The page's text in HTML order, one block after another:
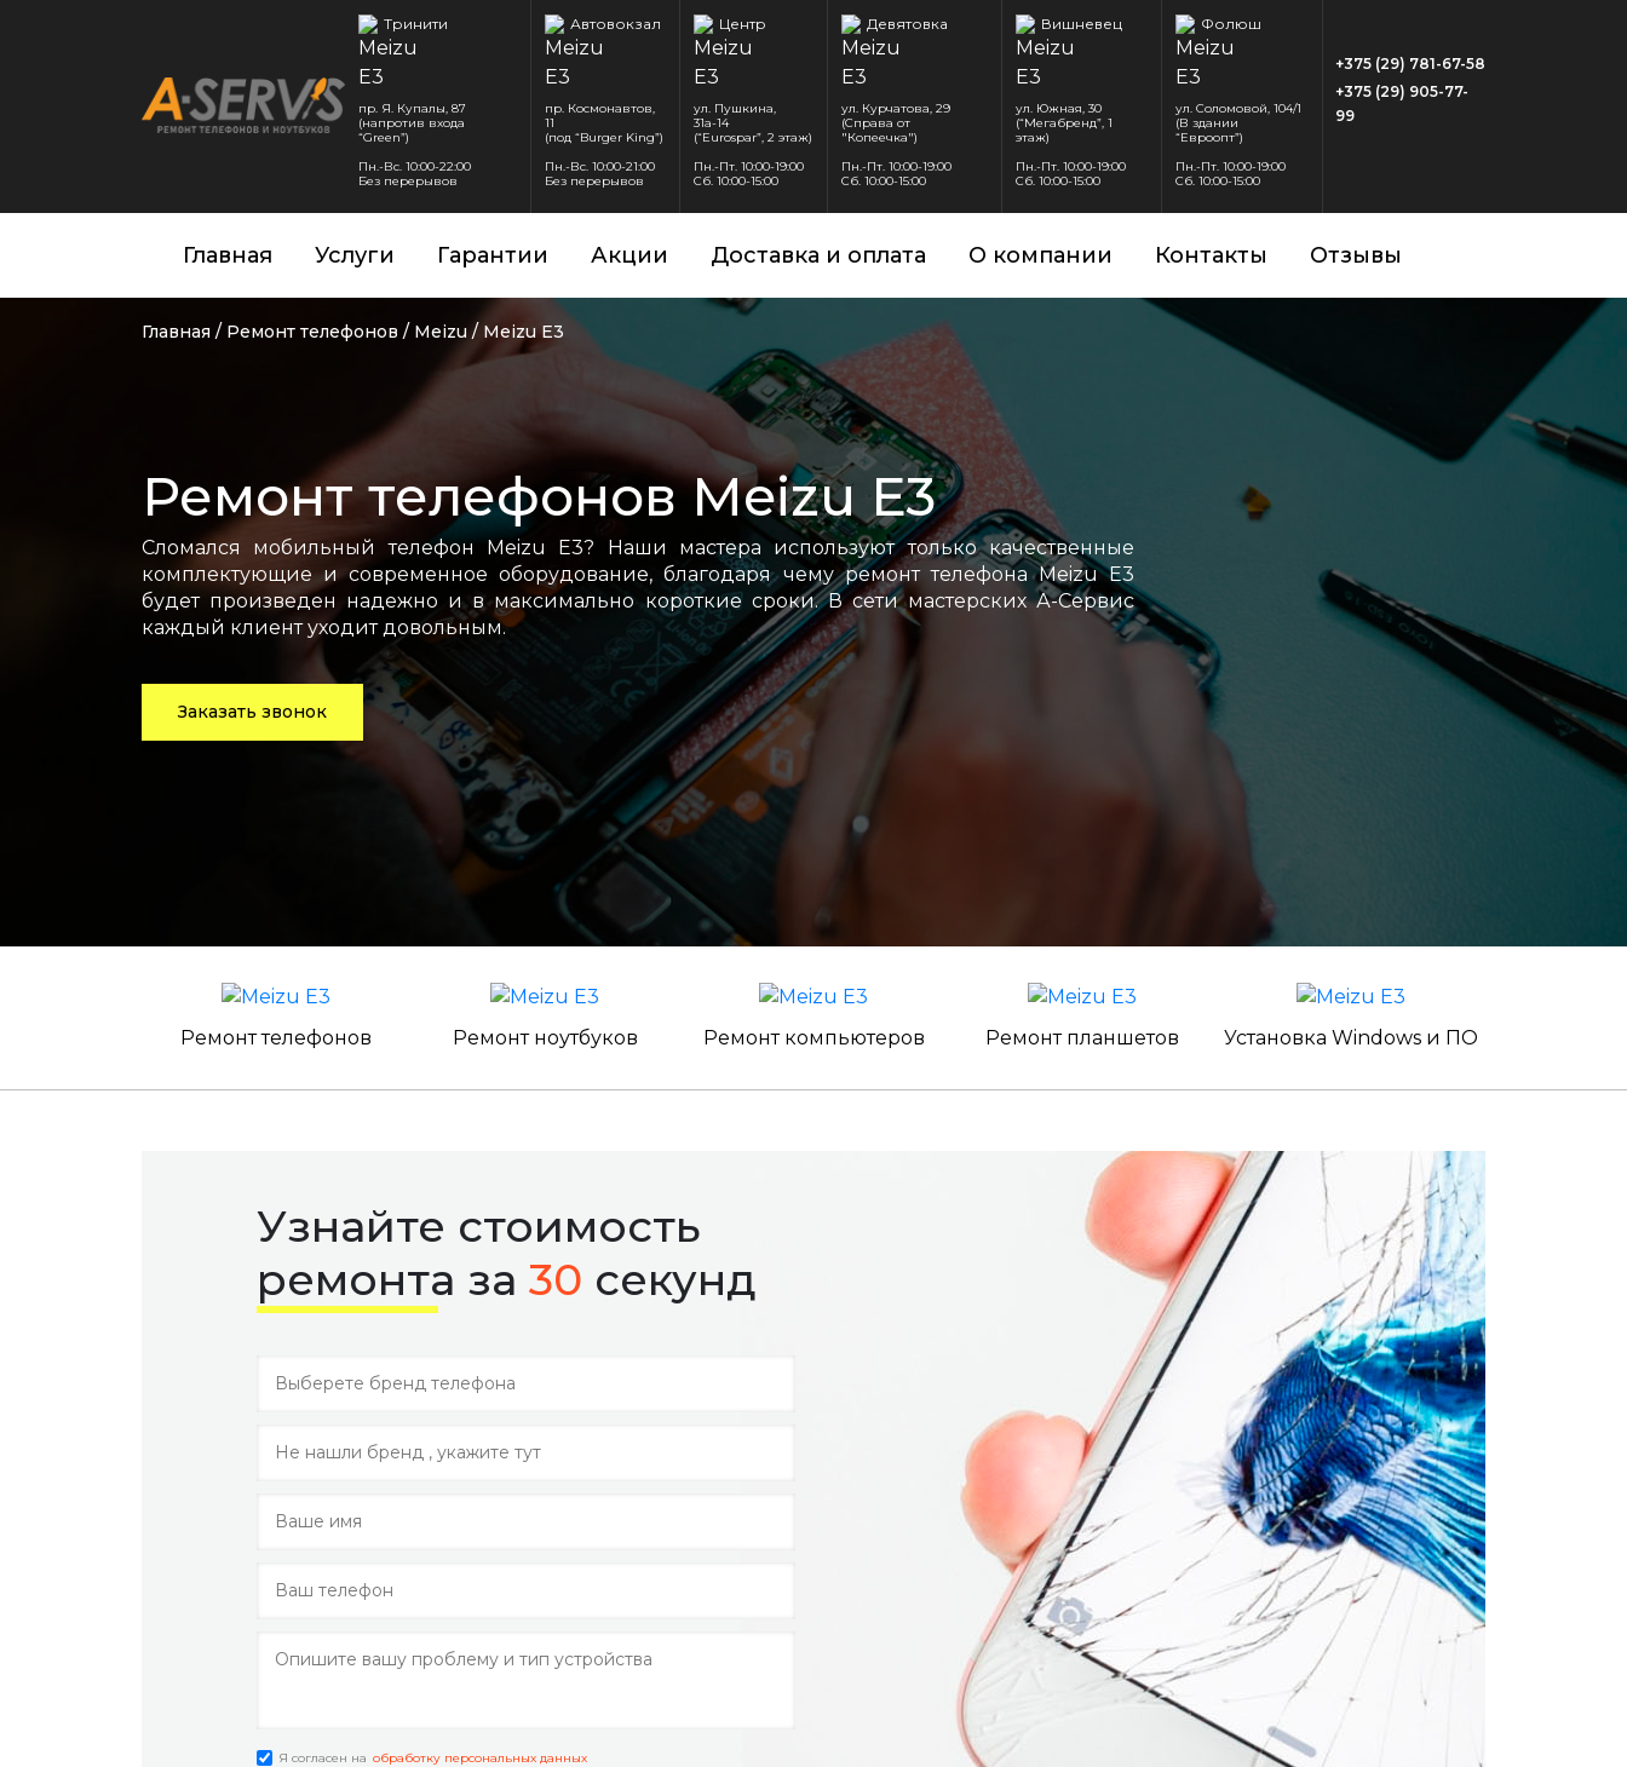
Тринити
пр. Я. Купалы, 87
(напротив входа
“Green”)
Пн.-Вс. 10:00-22:00
Без перерывов
Автовокзал
пр. Космонавтов,
11
(под “Burger King”)
Пн.-Вс. 10:00-21:00
Без перерывов
Центр
ул. Пушкина,
31а-14
(“Eurospar”, 2 этаж)
Пн.-Пт. 10:00-19:00
Сб. 10:00-15:00
Девятовка
ул. Курчатова, 29
(Справа от
"Копеечка")
Пн.-Пт. 10:00-19:00
Сб. 10:00-15:00
Вишневец
ул. Южная, 30
(“Мегабренд”, 1
этаж)
Пн.-Пт. 10:00-19:00
Сб. 10:00-15:00
Фолюш
ул. Соломовой, 104/1
(В здании
“Евроопт”)
Пн.-Пт. 10:00-19:00
Сб. 10:00-15:00
+375 (29) 781-67-58
+375 (29) 905-77-
99
Главная Услуги Гарантии Акции Доставка и оплата О компании Контакты Отзывы
Главная / Ремонт телефонов / Meizu / Meizu E3
Ремонт телефонов Meizu E3
Сломался мобильный телефон Meizu E3? Наши мастера используют только качественные
комплектующие и современное оборудование, благодаря чему ремонт телефона Meizu E3
будет произведен надежно и в максимально короткие сроки. В сети мастерских А-Сервис
каждый клиент уходит довольным.
Заказать звонок
Ремонт телефонов Ремонт ноутбуков Ремонт компьютеров Ремонт планшетов Установка Windows и ПО
Узнайте стоимость
ремонта за 30 секунд
Я согласен на обработку персональных данных